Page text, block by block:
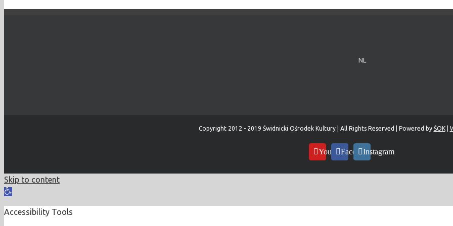
NL
Copyright 2012 - 2019 Świdnicki Ośrodek Kultury | All Rights Reserved | Powered by ŚOK|
YouTubeFacebookInstagram
Skip to content
Open
Accessibility Tools